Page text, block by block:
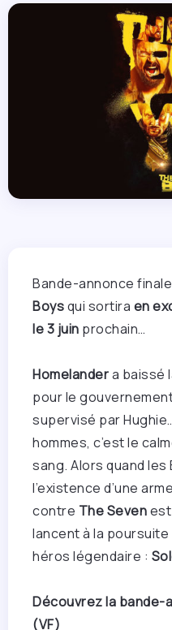
Bande-annonce
Boysqui sortira en
le 3 juin prochain…
Homelandera baissé
pour le
supervisé par
hommes, c’est le
sang. Alors quand
l’existence d’une
contre The Seven
lancent à la
héros légendaire :
Découvrez la bande-
(VF)